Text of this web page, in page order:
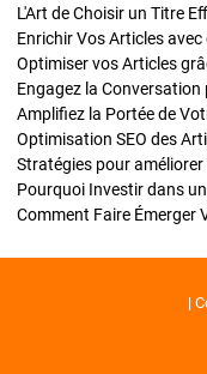
L'Art de Choisir un Titre
Optimiser vos Articles
Engagez la
Amplifiez la Portée de